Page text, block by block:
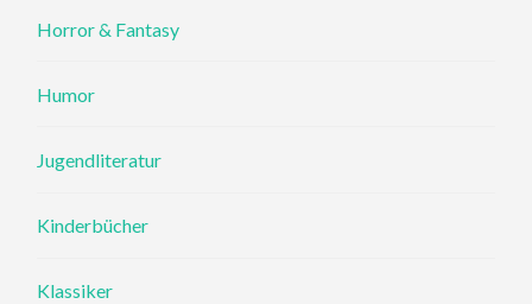
Horror & Fantasy
Humor
Jugendliteratur
Kinderbücher
Klassiker